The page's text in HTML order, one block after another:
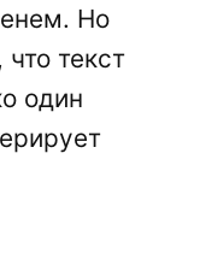
Но
текст
один